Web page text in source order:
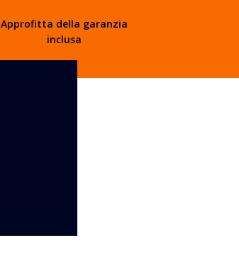
Approfitta della garanzia
inclusa